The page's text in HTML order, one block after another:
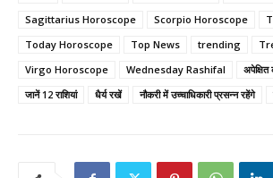
Sagittarius Horoscope
Scorpio Horoscope
Today Horoscope
Top News trending
Virgo Horoscope
Wednesday Rashifal
अपेक्षित
जानें 12 राशियां
धैर्य रखें नौकरी में उच्चाधिकारी प्रसन्न रहेंगे